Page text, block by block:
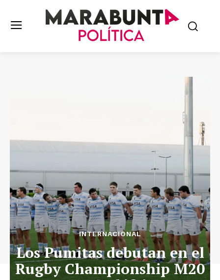
INTERNACIONAL
Los Pumitas debutan en el
Rugby Championship M20